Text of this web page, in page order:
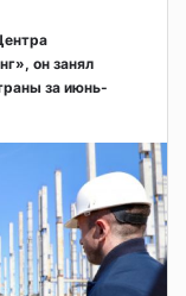
он занял
за июнь-